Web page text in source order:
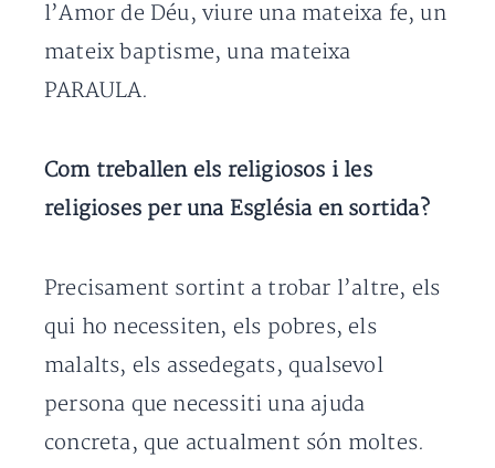
l’Amor de Déu, viure una mateixa fe, un
mateix baptisme, una mateixa
PARAULA.
Com treballen els religiosos i les
religioses per una Església en sortida?
Precisament sortint a trobar l’altre, els
qui ho necessiten, els pobres, els
malalts, els assedegats, qualsevol
persona que necessiti una ajuda
concreta, que actualment són moltes.